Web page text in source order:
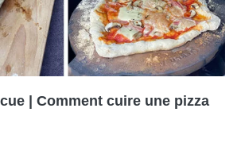
| Comment cuire une pizza